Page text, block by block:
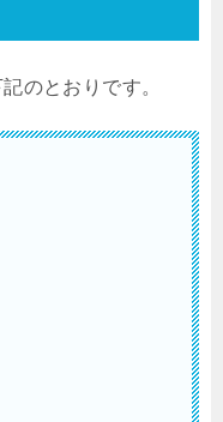
のとおりです。